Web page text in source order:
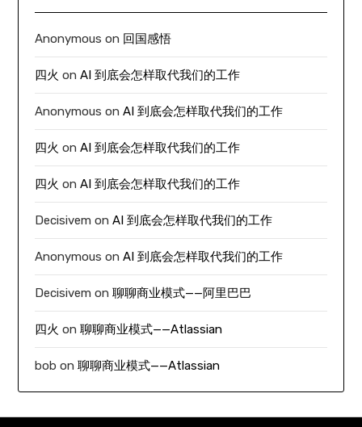
Anonymous on 回国感悟
四火 onAI 到底会怎样取代我们的工作
Anonymous onAI 到底会怎样取代我们的工作
四火 onAI 到底会怎样取代我们的工作
四火 onAI 到底会怎样取代我们的工作
Decisivem onAI 到底会怎样取代我们的工作
Anonymous onAI 到底会怎样取代我们的工作
Decisivem on聊聊商业模式——阿里巴巴
四火 on聊聊商业模式——Atlassian
bob on聊聊商业模式——Atlassian